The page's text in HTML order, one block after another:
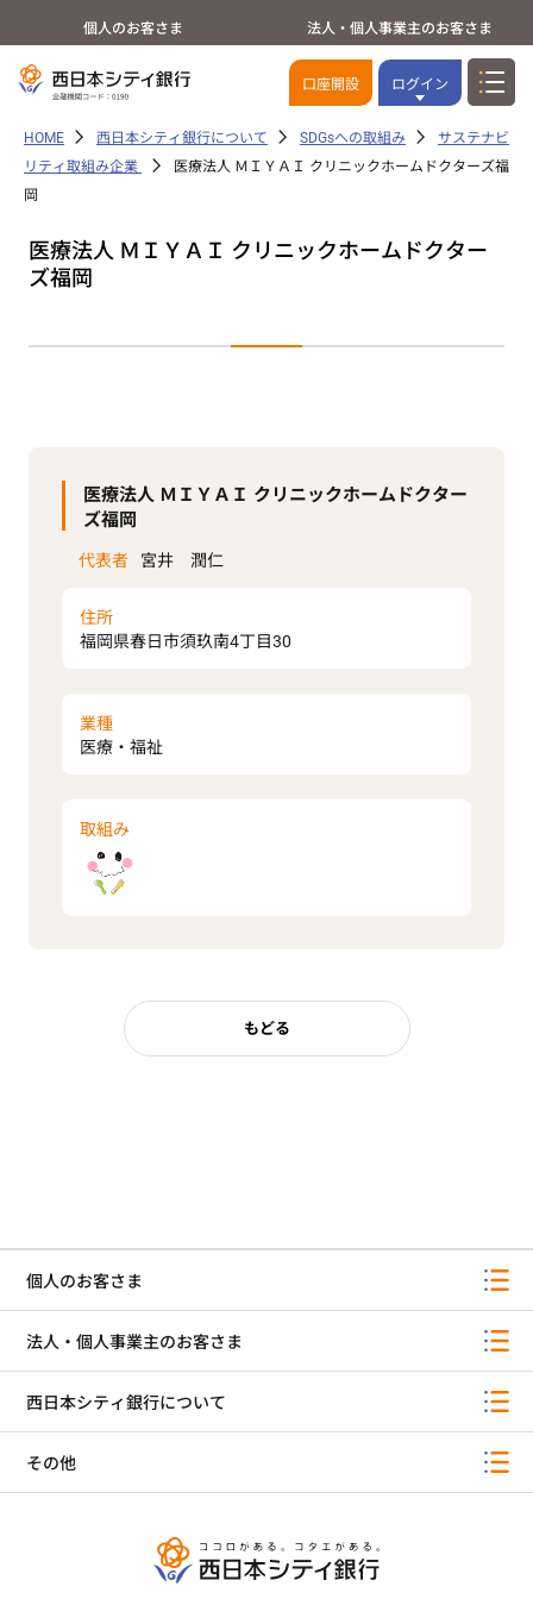
個人のお客さま 法人・個人事業主のお客さま
口座開設 ログイン
HOME 西日本シティ銀行について SDGsへの取組み
サステナビ
リティ取組み企業
医療法人 ＭＩＹＡＩ クリニックホームドクターズ福
岡
医療法人 ＭＩＹＡＩ クリニックホームドクター
ズ福岡
医療法人 ＭＩＹＡＩ クリニックホームドクター
ズ福岡
代表者 宮井 潤仁
住所
福岡県春日市須玖南4丁目30
業種
医療・福祉
取組み
もどる
個人のお客さま
法人・個人事業主のお客さま
西日本シティ銀行について
その他